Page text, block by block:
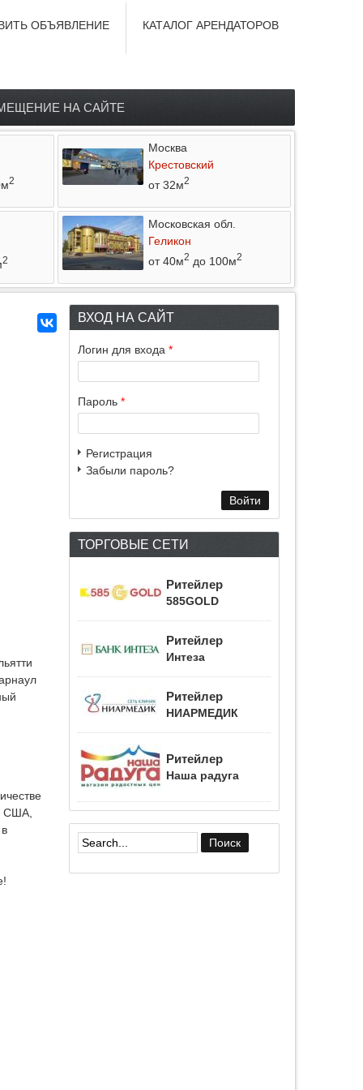
КАТАЛОГ АРЕНДАТОРОВ
ОБЪЯВЛЕНИЕ
НА САЙТЕ
2
Москва
Крестовский
от 32м2
2
Московская обл.
Геликон
от 40м2 до 100м2
США,
ВХОД НА САЙТ
Логин для входа *
Пароль *
Регистрация
Забыли пароль?
ТОРГОВЫЕ СЕТИ
Ритейлер
585GOLD
Ритейлер
Интеза
Ритейлер
НИАРМЕДИК
Ритейлер
Наша радуга
Форма поиска